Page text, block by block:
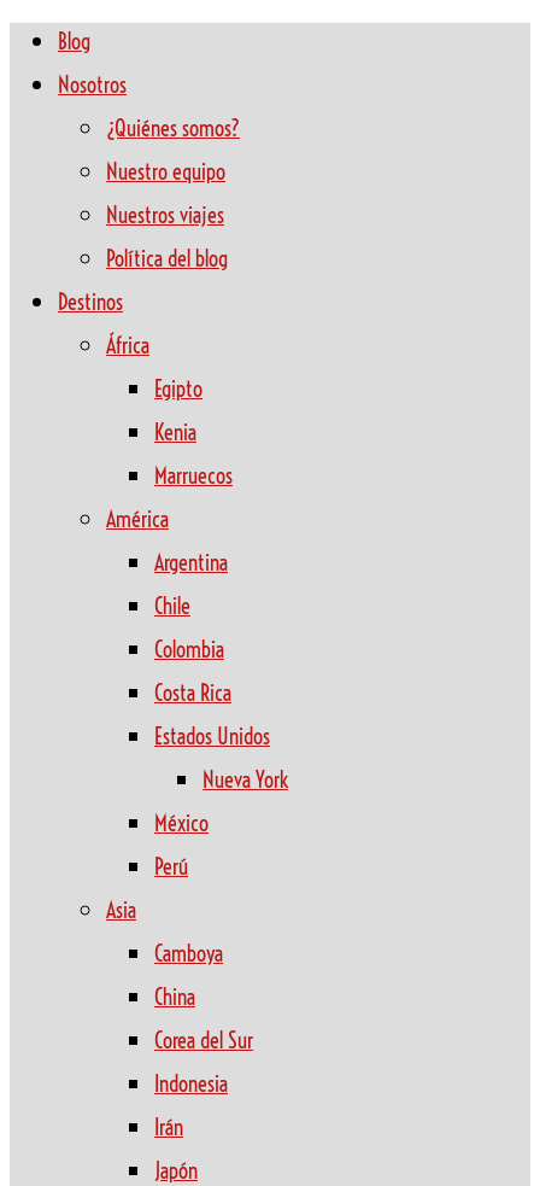
Blog
Nosotros
¿Quiénes somos?
Nuestro equipo
Nuestros viajes
Política del blog
Destinos
África
Egipto
Kenia
Marruecos
América
Argentina
Chile
Colombia
Costa Rica
Estados Unidos
Nueva York
México
Perú
Asia
Camboya
China
Corea del Sur
Indonesia
Irán
Japón